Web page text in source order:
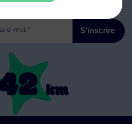
soit 42 km au compteur !
e-mail * S'inscrire